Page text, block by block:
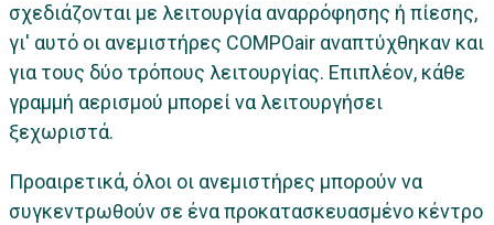
σχεδιάζονται με λειτουργία αναρρόφησης ή πίεσης,
γι' αυτό οι ανεμιστήρες COMPOair αναπτύχθηκαν και
για τους δύο τρόπους λειτουργίας. Επιπλέον, κάθε
γραμμή αερισμού μπορεί να λειτουργήσει
ξεχωριστά.
Προαιρετικά, όλοι οι ανεμιστήρες μπορούν να
συγκεντρωθούν σε ένα προκατασκευασμένο κέντρο